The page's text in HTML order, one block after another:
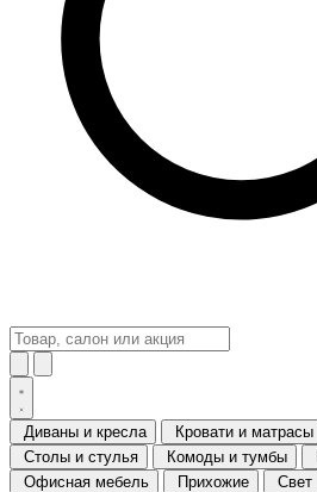
Диваны и кресла Кровати и матрасы
Столы и стулья
Комоды и тумбы
Офисная мебель
Прихожие Свет